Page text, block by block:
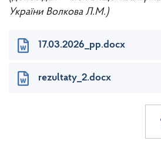
України Волкова Л.М.)
17.03.2026_pp.docx
rezultaty_2.docx